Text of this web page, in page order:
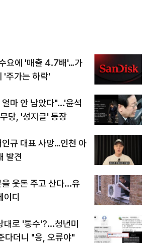
요에 '매출 4.7배'…가
'주가는 하락'
마 안 남았다"...'윤석
당, '성지글' 등장
규 대표 사망…인천 아
발견
웃돈 주고 산다...유
이디
대로 '통수'?...청년미
다더니 "응, 오류야"